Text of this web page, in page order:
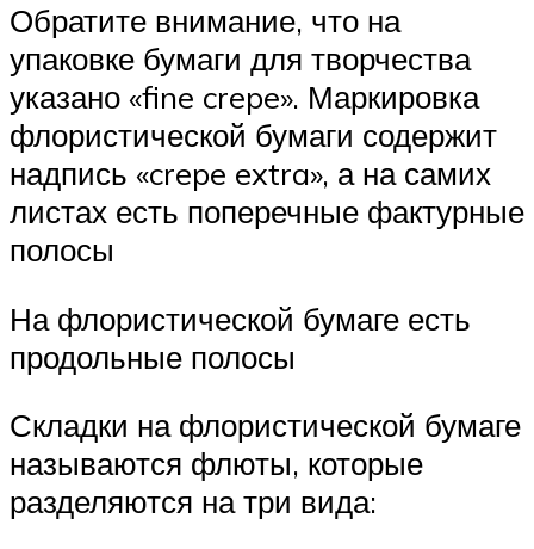
Обратите внимание, что на
упаковке бумаги для творчества
указано «fine crepe». Маркировка
флористической бумаги содержит
надпись «crepe extra», а на самих
листах есть поперечные фактурные
полосы
На флористической бумаге есть
продольные полосы
Складки на флористической бумаге
называются флюты, которые
разделяются на три вида: